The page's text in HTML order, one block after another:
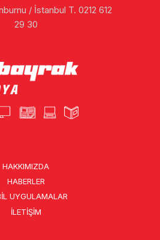
/ İstanbul T. 0212 612
29 30
HAKKIMIZDA
HABERLER
UYGULAMALAR
İLETIŞIM